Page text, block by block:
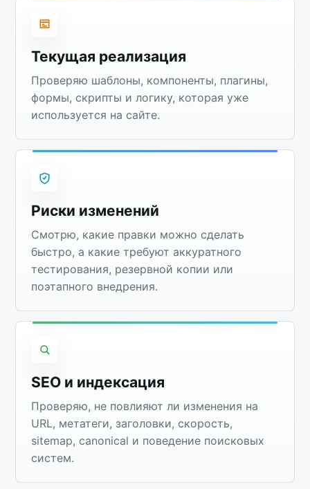
Текущая реализация
Проверяю шаблоны, компоненты, плагины,
формы, скрипты и логику, которая уже
используется на сайте.
Риски изменений
Смотрю, какие правки можно сделать
быстро, а какие требуют аккуратного
тестирования, резервной копии или
поэтапного внедрения.
SEO и индексация
Проверяю, не повлияют ли изменения на
URL, метатеги, заголовки, скорость,
sitemap, canonical и поведение поисковых
систем.